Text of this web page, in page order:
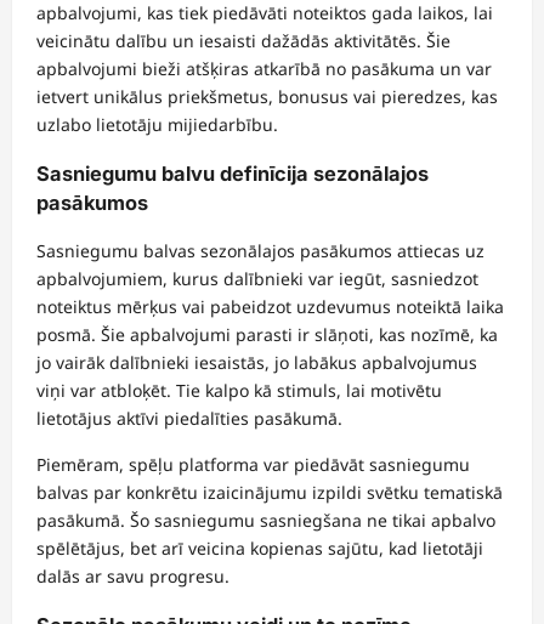
apbalvojumi, kas tiek piedāvāti noteiktos gada laikos, lai
veicinātu dalību un iesaisti dažādās aktivitātēs. Šie
apbalvojumi bieži atšķiras atkarībā no pasākuma un var
ietvert unikālus priekšmetus, bonusus vai pieredzes, kas
uzlabo lietotāju mijiedarbību.
Sasniegumu balvu definīcija sezonālajos
pasākumos
Sasniegumu balvas sezonālajos pasākumos attiecas uz
apbalvojumiem, kurus dalībnieki var iegūt, sasniedzot
noteiktus mērķus vai pabeidzot uzdevumus noteiktā laika
posmā. Šie apbalvojumi parasti ir slāņoti, kas nozīmē, ka
jo vairāk dalībnieki iesaistās, jo labākus apbalvojumus
viņi var atbloķēt. Tie kalpo kā stimuls, lai motivētu
lietotājus aktīvi piedalīties pasākumā.
Piemēram, spēļu platforma var piedāvāt sasniegumu
balvas par konkrētu izaicinājumu izpildi svētku tematiskā
pasākumā. Šo sasniegumu sasniegšana ne tikai apbalvo
spēlētājus, bet arī veicina kopienas sajūtu, kad lietotāji
dalās ar savu progresu.